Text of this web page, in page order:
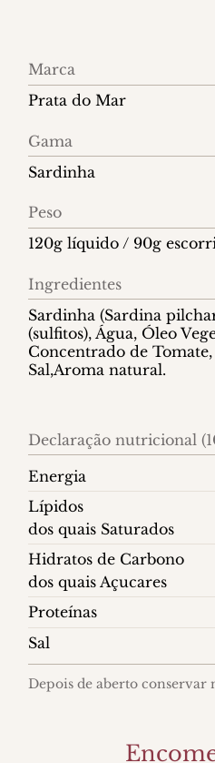
Informações
do
Marca
Prata do Mar
Gama
Sardinha
Peso
120g líquido / 90g
Ingredientes
Sardinha (Sardina
(sulfitos), Água, Óleo
Concentrado de Tomate,
Sal,Aroma natural.
Declaração nutricional
Energia
Lípidos
dos quais Saturados
Hidratos de Carbono
dos quais Açucares
Proteínas
Sal
Depois de aberto